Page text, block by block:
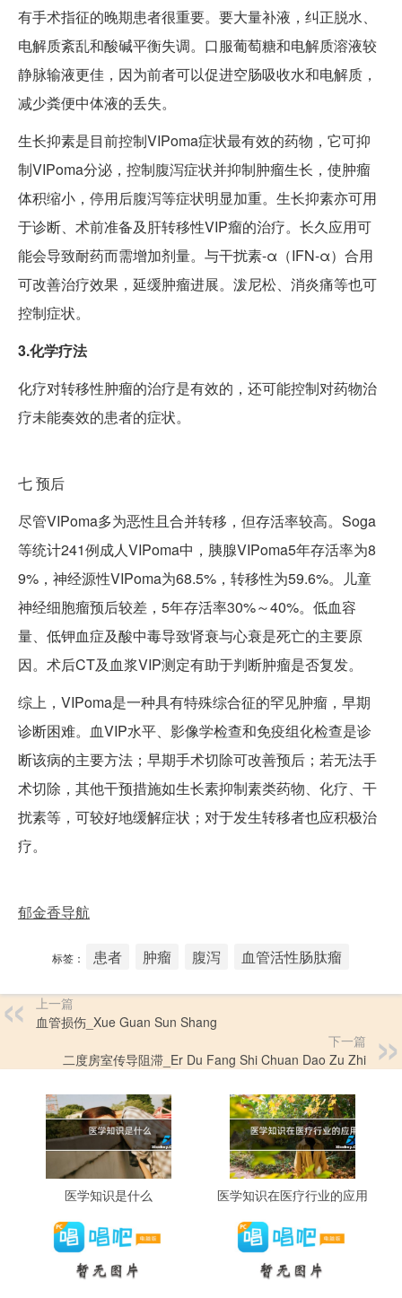
有手术指征的晚期患者很重要。要大量补液，纠正脱水、
电解质紊乱和酸碱平衡失调。口服葡萄糖和电解质溶液较
静脉输液更佳，因为前者可以促进空肠吸收水和电解质，
减少粪便中体液的丢失。
生长抑素是目前控制VIPoma症状最有效的药物，它可抑
制VIPoma分泌，控制腹泻症状并抑制肿瘤生长，使肿瘤
体积缩小，停用后腹泻等症状明显加重。生长抑素亦可用
于诊断、术前准备及肝转移性VIP瘤的治疗。长久应用可
能会导致耐药而需增加剂量。与干扰素-α（IFN-α）合用
可改善治疗效果，延缓肿瘤进展。泼尼松、消炎痛等也可
控制症状。
3.化学疗法
化疗对转移性肿瘤的治疗是有效的，还可能控制对药物治
疗未能奏效的患者的症状。
七预后
尽管VIPoma多为恶性且合并转移，但存活率较高。Soga
等统计241例成人VIPoma中，胰腺VIPoma5年存活率为8
9%，神经源性VIPoma为68.5%，转移性为59.6%。儿童
神经细胞瘤预后较差，5年存活率30%～40%。低血容
量、低钾血症及酸中毒导致肾衰与心衰是死亡的主要原
因。术后CT及血浆VIP测定有助于判断肿瘤是否复发。
综上，VIPoma是一种具有特殊综合征的罕见肿瘤，早期
诊断困难。血VIP水平、影像学检查和免疫组化检查是诊
断该病的主要方法；早期手术切除可改善预后；若无法手
术切除，其他干预措施如生长素抑制素类药物、化疗、干
扰素等，可较好地缓解症状；对于发生转移者也应积极治
疗。
郁金香导航
标签： 患者 肿瘤 腹泻 血管活性肠肽瘤
上一篇
血管损伤_Xue Guan Sun Shang
下一篇
二度房室传导阻滞_Er Du Fang Shi Chuan Dao Zu Zhi
医学知识是什么 医学知识在医疗行业的应用